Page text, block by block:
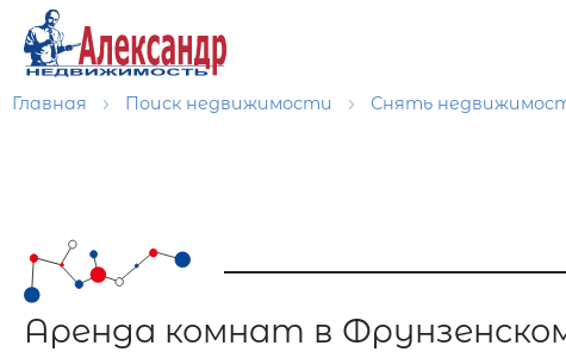
Главная Поиск недвижимости Снять
Аренда комнат в